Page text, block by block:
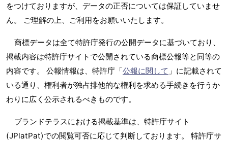
をつけておりますが、データの正否については保証していませ
ん。 ご理解の上、ご利用をお願いいたします。
商標データは全て特許庁発行の公開データに基づいており、
掲載内容は特許庁サイトで公開されている商標公報等と同等の
内容です。 公報情報は、特許庁「公報に関して 」に記載されて
いる通り、権利者が独占排他的な権利を求める手続きを行うか
わりに広く公示されるべきものです。
ブランドテラスにおける掲載基準は、特許庁サイト
(JPlatPat)での閲覧可否に応じて判断しております。 特許庁サ